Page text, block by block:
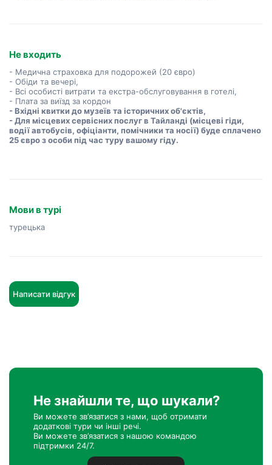
Не входить
- Медична страховка для подорожей (20 євро)
- Обіди та вечері,
- Всі особисті витрати та екстра-обслуговування в готелі,
- Плата за виїзд за кордон
- Вхідні квитки до музеїв та історичних об'єктів,
- Для місцевих сервісних послуг в Тайланді (місцеві гіди,
водії автобусів, офіціанти, помічники та носії) буде сплачено
25 євро з особи під час туру вашому гіду.
Мови в турі
турецька
Написати відгук
Не знайшли те, що шукали?
Ви можете зв’язатися з нами, щоб отримати
додаткові тури чи інші речі.
Ви можете зв’язатися з нашою командою
підтримки 24/7.